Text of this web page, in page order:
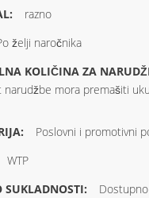
razno
želji naročnika
narudžbe mora premašiti
Poslovni i promotivni
WTP